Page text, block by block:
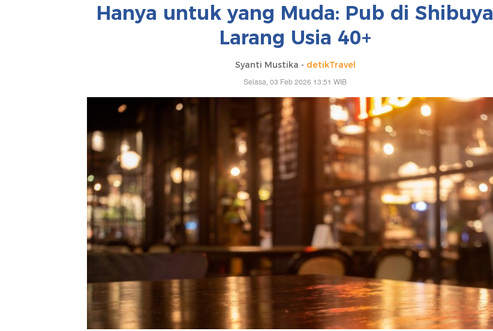
Hanya untuk yang Muda: Pub di Shibuya
Larang Usia 40+
Syanti Mustika - detikTravel
Selasa, 03 Feb 2026 13:51 WIB